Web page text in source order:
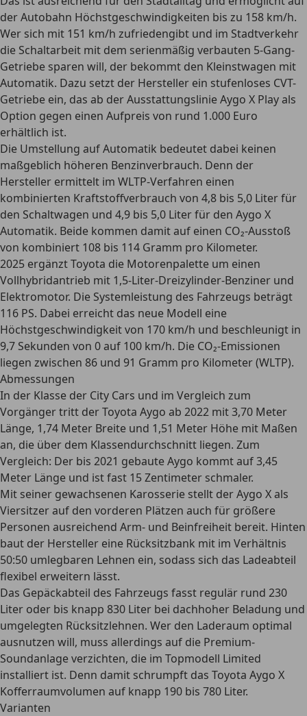
der Autobahn Höchstgeschwindigkeiten bis zu 158 km/h.
Wer sich mit 151 km/h zufriedengibt und im Stadtverkehr
die Schaltarbeit mit dem serienmäßig verbauten 5-Gang-
Getriebe sparen will, der bekommt den Kleinstwagen mit
Automatik. Dazu setzt der Hersteller ein stufenloses CVT-
Getriebe ein, das ab der Ausstattungslinie Aygo X Play als
Option gegen einen Aufpreis von rund 1.000 Euro
erhältlich ist.
Die Umstellung auf Automatik bedeutet dabei keinen
maßgeblich höheren Benzinverbrauch. Denn der
Hersteller ermittelt im WLTP-Verfahren einen
kombinierten Kraftstoffverbrauch von 4,8 bis 5,0 Liter für
den Schaltwagen und 4,9 bis 5,0 Liter für den Aygo X
Automatik. Beide kommen damit auf einen CO₂-Ausstoß
von kombiniert 108 bis 114 Gramm pro Kilometer.
2025 ergänzt Toyota die Motorenpalette um einen
Vollhybridantrieb mit 1,5-Liter-Dreizylinder-Benziner und
Elektromotor. Die Systemleistung des Fahrzeugs beträgt
116 PS. Dabei erreicht das neue Modell eine
Höchstgeschwindigkeit von 170 km/h und beschleunigt in
9,7 Sekunden von 0 auf 100 km/h. Die CO₂-Emissionen
liegen zwischen 86 und 91 Gramm pro Kilometer (WLTP).
Abmessungen
In der Klasse der City Cars und im Vergleich zum
Vorgänger tritt der Toyota Aygo ab 2022 mit 3,70 Meter
Länge, 1,74 Meter Breite und 1,51 Meter Höhe mit Maßen
an, die über dem Klassendurchschnitt liegen. Zum
Vergleich: Der bis 2021 gebaute Aygo kommt auf 3,45
Meter Länge und ist fast 15 Zentimeter schmaler.
Mit seiner gewachsenen Karosserie stellt derAygo X als
Viersitzerauf den vorderen Plätzen auch für größere
Personen ausreichend Arm- und Beinfreiheit bereit. Hinten
baut der Hersteller eine Rücksitzbank mit im Verhältnis
50:50 umlegbaren Lehnen ein, sodass sich das Ladeabteil
flexibel erweitern lässt.
Das Gepäckabteil des Fahrzeugs fasst regulär rund 230
Liter oder bis knapp 830 Liter bei dachhoher Beladung und
umgelegten Rücksitzlehnen. Wer den Laderaum optimal
ausnutzen will, muss allerdings auf die Premium-
Soundanlage verzichten, die im Topmodell Limited
installiert ist. Denn damit schrumpft das Toyota Aygo X
Kofferraumvolumen auf knapp 190 bis 780 Liter.
Varianten